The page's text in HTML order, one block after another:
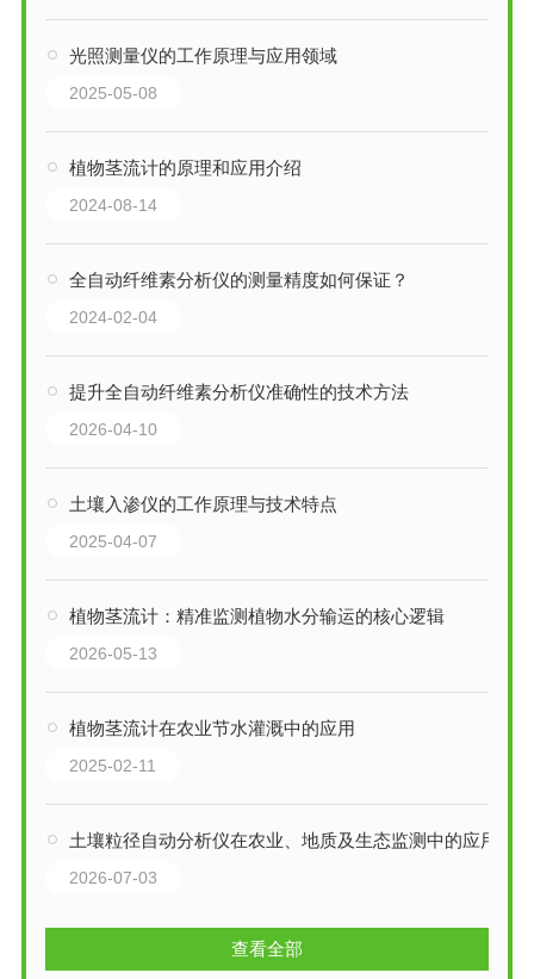
光照测量仪的工作原理与应用领域
2025-05-08
植物茎流计的原理和应用介绍
2024-08-14
全自动纤维素分析仪的测量精度如何保证？
2024-02-04
提升全自动纤维素分析仪准确性的技术方法
2026-04-10
土壤入渗仪的工作原理与技术特点
2025-04-07
植物茎流计：精准监测植物水分输运的核心逻辑
2026-05-13
植物茎流计在农业节水灌溉中的应用
2025-02-11
土壤粒径自动分析仪在农业、地质及生态监测中的应用
2026-07-03
查看全部